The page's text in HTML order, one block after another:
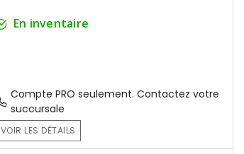
En inventaire
Compte PRO seulement. Contactez votre
succursale
VOIR LES DÉTAILS